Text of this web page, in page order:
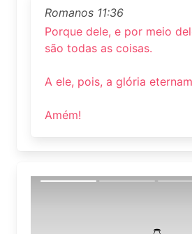
Romanos 11:36
Porque dele, e por meio
são todas as coisas.
A ele, pois, a glória
Amém!